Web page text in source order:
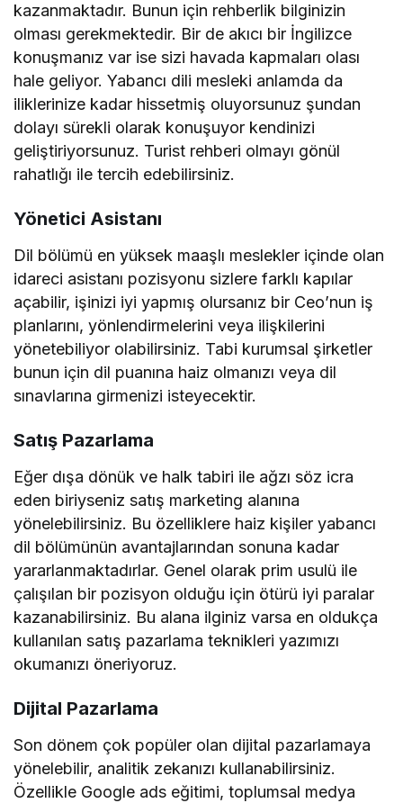
kazanmaktadır. Bunun için rehberlik bilginizin
olması gerekmektedir. Bir de akıcı bir İngilizce
konuşmanız var ise sizi havada kapmaları olası
hale geliyor. Yabancı dili mesleki anlamda da
iliklerinize kadar hissetmiş oluyorsunuz şundan
dolayı sürekli olarak konuşuyor kendinizi
geliştiriyorsunuz. Turist rehberi olmayı gönül
rahatlığı ile tercih edebilirsiniz.
Yönetici Asistanı
Dil bölümü en yüksek maaşlı meslekler içinde olan
idareci asistanı pozisyonu sizlere farklı kapılar
açabilir, işinizi iyi yapmış olursanız bir Ceo’nun iş
planlarını, yönlendirmelerini veya ilişkilerini
yönetebiliyor olabilirsiniz. Tabi kurumsal şirketler
bunun için dil puanına haiz olmanızı veya dil
sınavlarına girmenizi isteyecektir.
Satış Pazarlama
Eğer dışa dönük ve halk tabiri ile ağzı söz icra
eden biriyseniz satış marketing alanına
yönelebilirsiniz. Bu özelliklere haiz kişiler yabancı
dil bölümünün avantajlarından sonuna kadar
yararlanmaktadırlar. Genel olarak prim usulü ile
çalışılan bir pozisyon olduğu için ötürü iyi paralar
kazanabilirsiniz. Bu alana ilginiz varsa en oldukça
kullanılan satış pazarlama teknikleri yazımızı
okumanızı öneriyoruz.
Dijital Pazarlama
Son dönem çok popüler olan dijital pazarlamaya
yönelebilir, analitik zekanızı kullanabilirsiniz.
Özellikle Google ads eğitimi, toplumsal medya